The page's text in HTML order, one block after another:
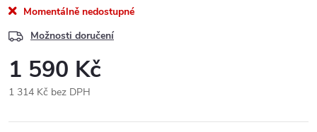
Momentálně nedostupné
Možnosti doručení
1 590 Kč
1 314 Kč bez DPH
cena: